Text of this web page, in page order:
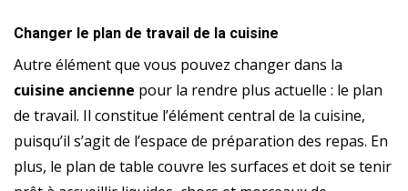
Changer le plan de travail de la cuisine
Autre élément que vous pouvez changer dans la
cuisine ancienne pour la rendre plus actuelle : le plan
de travail. Il constitue l’élément central de la cuisine,
puisqu’il s’agit de l’espace de préparation des repas. En
plus, le plan de table couvre les surfaces et doit se tenir